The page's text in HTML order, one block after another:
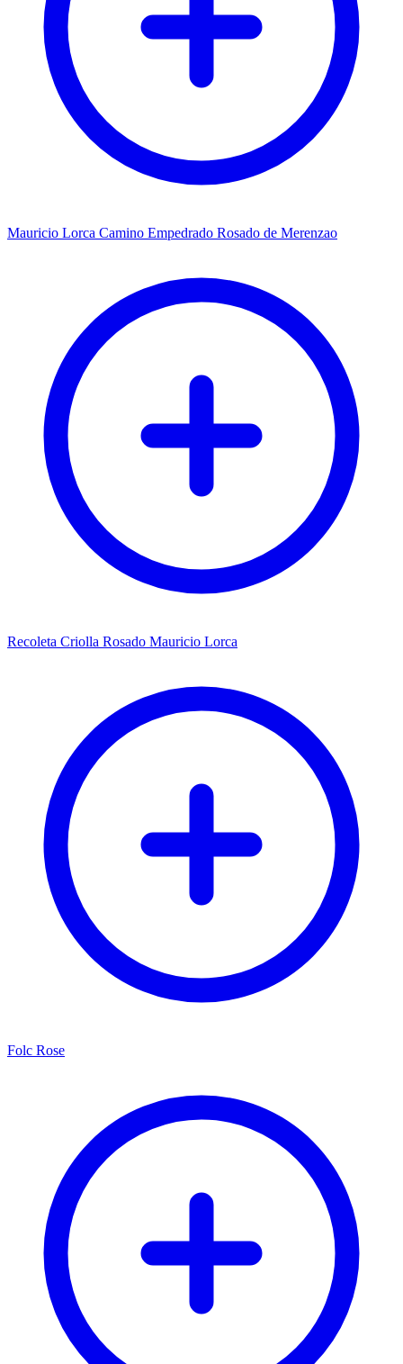
Mauricio Lorca Camino Empedrado Rosado de Merenzao
Recoleta Criolla Rosado Mauricio Lorca
Folc Rose